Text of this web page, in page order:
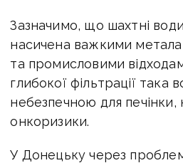
Зазначимо, що шахтні
насичена важкими
та промисловими
глибокої фільтрації така
небезпечною для печінки,
онкоризики.
У Донецьку через